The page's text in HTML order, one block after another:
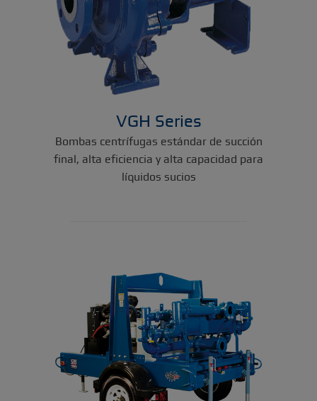
VGH Series
Bombas centrífugas estándar de succión
final, alta eficiencia y alta capacidad para
líquidos sucios